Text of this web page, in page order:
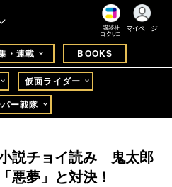
講談社
コクリコ
マイページ
・連載 BOOKS
仮面ライダー
ー戦隊
小説チョイ読み 鬼太郎
悪夢」と対決！